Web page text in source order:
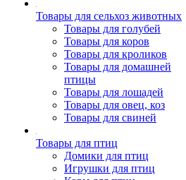
Товары для сельхоз животных
Товары для голубей
Товары для коров
Товары для кроликов
Товары для домашней
птицы
Товары для лошадей
Товары для овец, коз
Товары для свиней
Товары для птиц
Домики для птиц
Игрушки для птиц